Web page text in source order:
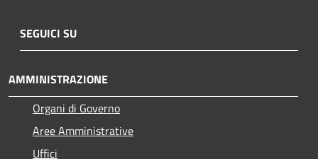
SEGUICI SU
AMMINISTRAZIONE
Organi di Governo
Aree Amministrative
Uffici